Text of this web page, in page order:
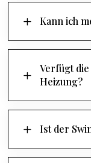
L Kann ich
L
Verfügt die
Heizung?
L Ist der